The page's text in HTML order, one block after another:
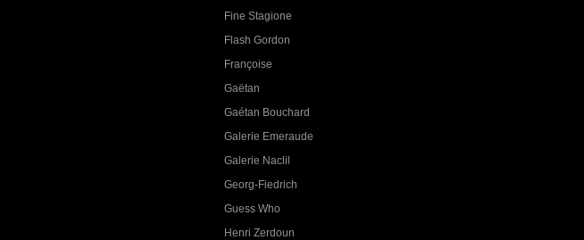
Fine Stagione
Flash Gordon
Françoise
Gaëtan
Gaétan Bouchard
Galerie Emeraude
Galerie Naclil
Georg-Fiedrich
Guess Who
Henri Zerdoun